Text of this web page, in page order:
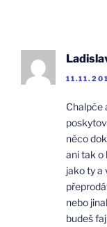
Chalpče
něco
ani tak o
jako ty a
nebo
budeš